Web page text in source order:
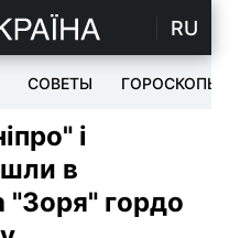
RU
СОВЕТЫ ГОРОСКОПЫ
і
в
"Зоря" гордо